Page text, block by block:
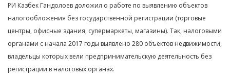
РИ Казбек Гандолоев доложил о работе по выявлению объектов
налогообложения без государственной регистрации (торговые
центры, офисные здания, супермаркеты, магазины). Так, налоговыми
органами с начала 2017 годы выявлено 280 объектов недвижимости,
владельцы которых вели предпринимательскую деятельность без
регистрации в налоговых органах.